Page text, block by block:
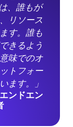
、誰もが
リソース
す。誰も
きるよう
味でのオ
トフォー
ます。」
ンドエン